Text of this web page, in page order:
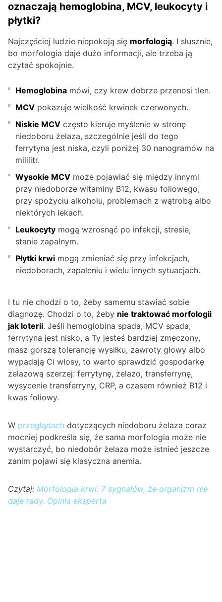
oznaczają hemoglobina, MCV, leukocyty i
płytki?
Najczęściej ludzie niepokoją się morfologią. I słusznie,
bo morfologia daje dużo informacji, ale trzeba ją
czytać spokojnie.
Hemoglobina mówi, czy krew dobrze przenosi tlen.
MCV pokazuje wielkość krwinek czerwonych.
Niskie MCV często kieruje myślenie w stronę
niedoboru żelaza, szczególnie jeśli do tego
ferrytyna jest niska, czyli poniżej 30 nanogramów na
mililitr.
Wysokie MCV może pojawiać się między innymi
przy niedoborze witaminy B12, kwasu foliowego,
przy spożyciu alkoholu, problemach z wątrobą albo
niektórych lekach.
Leukocyty mogą wzrosnąć po infekcji, stresie,
stanie zapalnym.
Płytki krwi mogą zmieniać się przy infekcjach,
niedoborach, zapaleniu i wielu innych sytuacjach.
I tu nie chodzi o to, żeby samemu stawiać sobie
diagnozę. Chodzi o to, żeby nie traktować morfologii
jak loterii. Jeśli hemoglobina spada, MCV spada,
ferrytyna jest nisko, a Ty jesteś bardziej zmęczony,
masz gorszą tolerancję wysiłku, zawroty głowy albo
wypadają Ci włosy, to warto sprawdzić gospodarkę
żelazową szerzej: ferrytynę, żelazo, transferrynę,
wysycenie transferryny, CRP, a czasem również B12 i
kwas foliowy.
W przeglądach dotyczących niedoboru żelaza coraz
mocniej podkreśla się, że sama morfologia może nie
wystarczyć, bo niedobór żelaza może istnieć jeszcze
zanim pojawi się klasyczna anemia.
Czytaj: Morfologia krwi: 7 sygnałów, że organizm nie
daje rady. Opinia eksperta